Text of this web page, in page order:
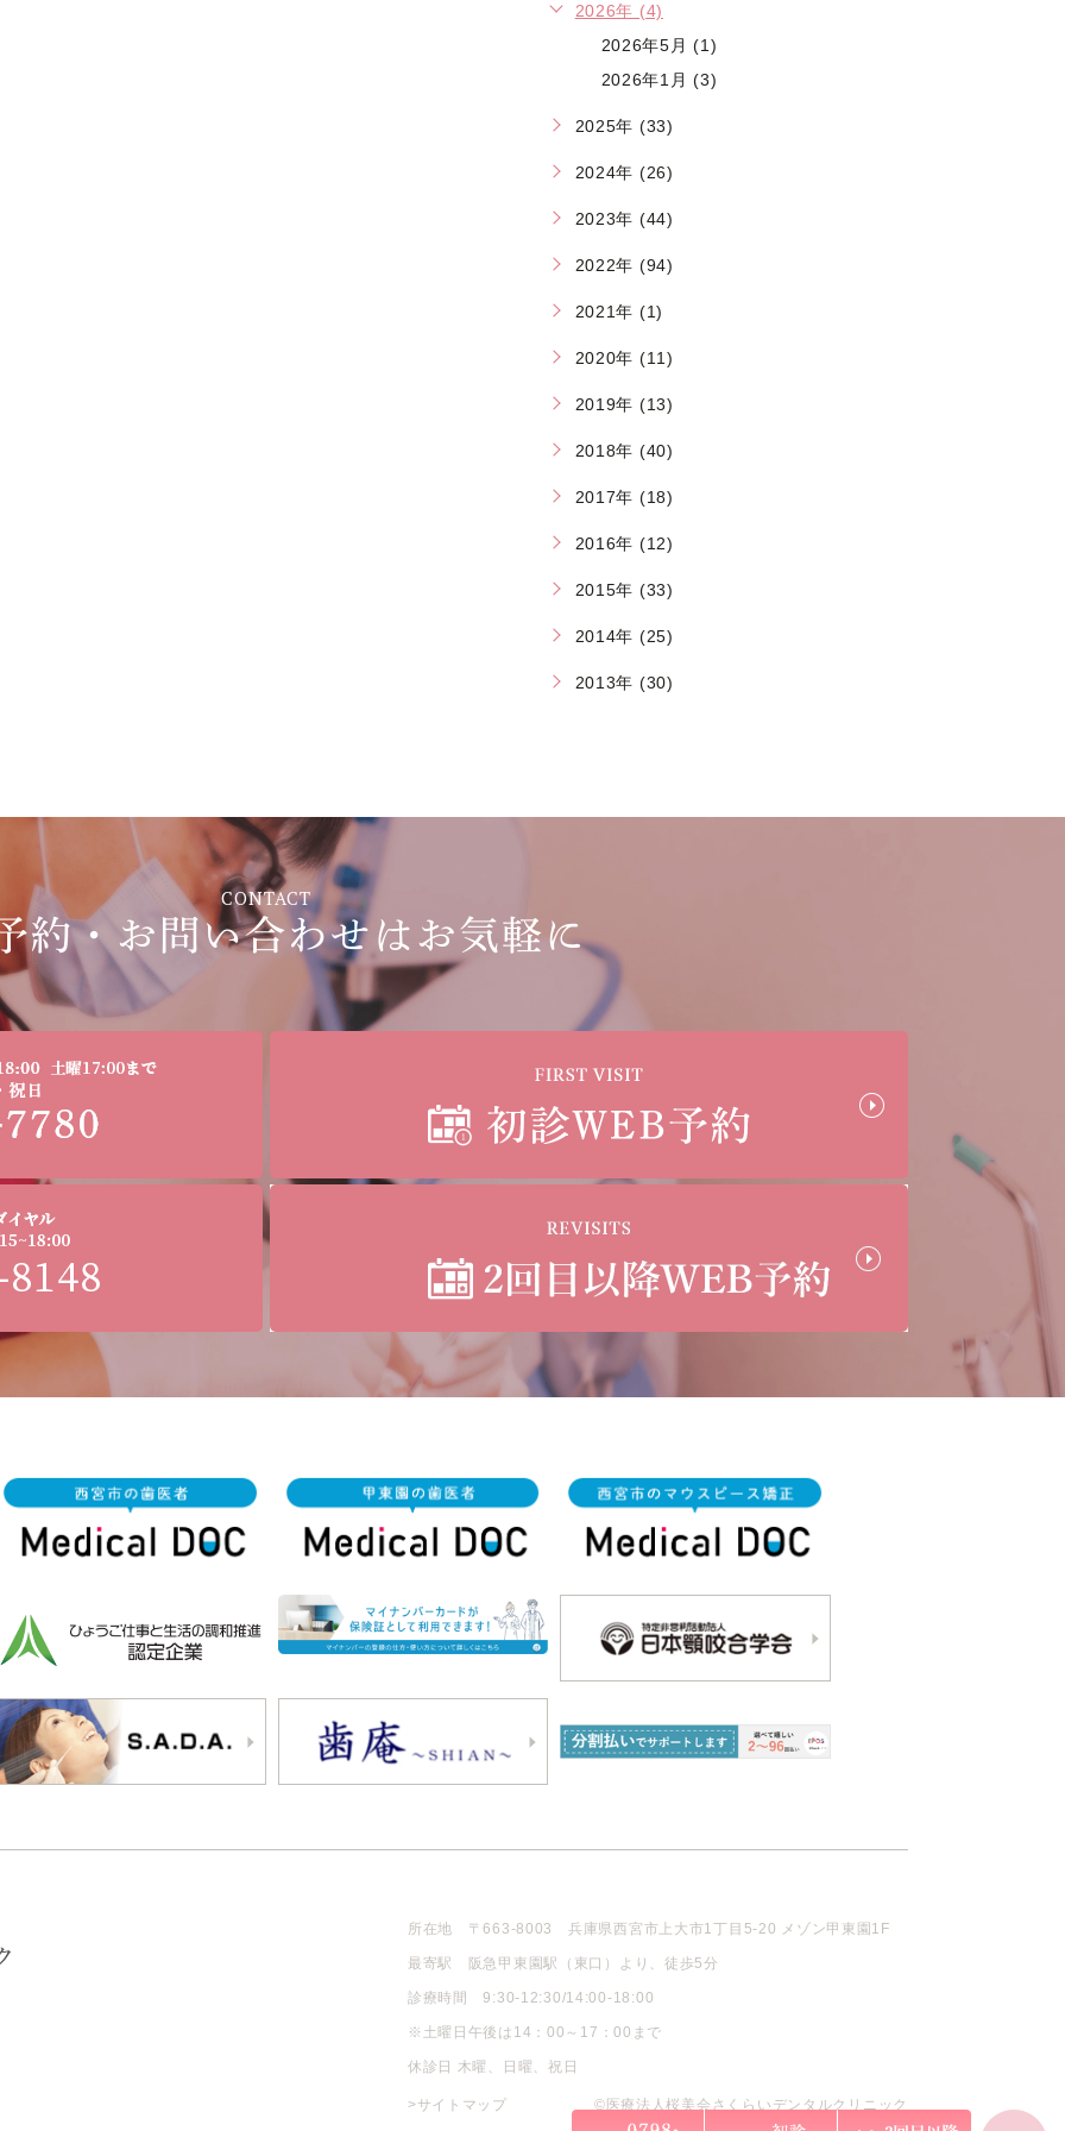
2026年 (4)
2026年5月 (1)
2026年1月 (3)
2025年 (33)
2024年 (26)
2023年 (44)
2022年 (94)
2021年 (1)
2020年 (11)
2019年 (13)
2018年 (40)
2017年 (18)
2016年 (12)
2015年 (33)
2014年 (25)
2013年 (30)
CONTACT
約・お問い合わせは お気軽に
所在地 〒663-8003 兵庫県西宮市上大市1丁目5-20 メゾン甲東園1F
最寄駅 阪急甲東園駅（東口）より、徒歩5分
診療時間 9:30-12:30/14:00-18:00
※土曜日午後は14：00～17：00まで
休診日 木曜、日曜、祝日
>サイトマップ ©医療法人桜美会さくらいデンタルクリニック